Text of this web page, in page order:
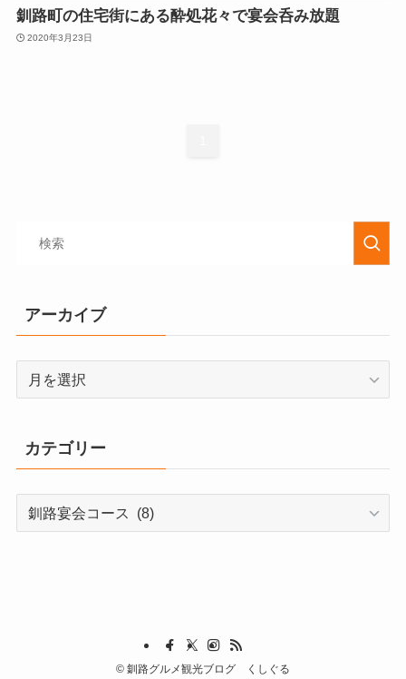
釧路町の住宅街にある酔処花々で宴会呑み放題
2020年3月23日
アーカイブ
カテゴリー
© 釧路グルメ観光ブログ くしぐる